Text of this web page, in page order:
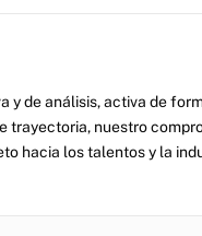
de análisis, activa de
trayectoria, nuestro
hacia los talentos y la